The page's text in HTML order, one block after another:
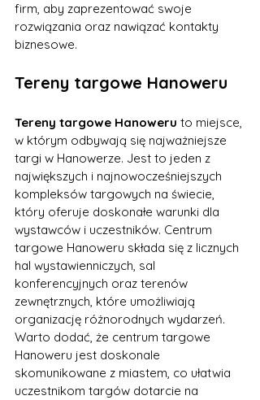
firm, aby zaprezentować swoje
rozwiązania oraz nawiązać kontakty
biznesowe.
Tereny targowe Hanoweru
Tereny targowe Hanoweru to miejsce,
w którym odbywają się najważniejsze
targi w Hanowerze. Jest to jeden z
największych i najnowocześniejszych
kompleksów targowych na świecie,
który oferuje doskonałe warunki dla
wystawców i uczestników. Centrum
targowe Hanoweru składa się z licznych
hal wystawienniczych, sal
konferencyjnych oraz terenów
zewnętrznych, które umożliwiają
organizację różnorodnych wydarzeń.
Warto dodać, że centrum targowe
Hanoweru jest doskonale
skomunikowane z miastem, co ułatwia
uczestnikom targów dotarcie na